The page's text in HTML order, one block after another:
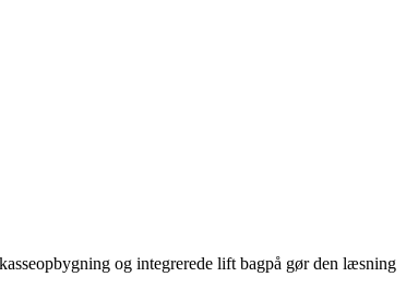
og integrerede lift bagpå gør den læsning